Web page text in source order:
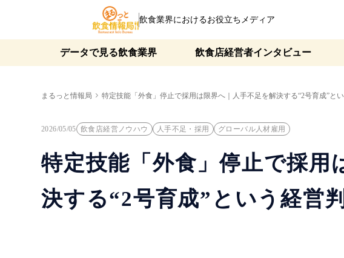
飲食業界におけるお役立ちメディア
データで見る飲食業界 飲食店経営者インタビュー
まるっと情報局 特定技能「外食」停止で採用は限界へ｜人手不足を解決する“2号育成”と
2026/05/05 飲食店経営ノウハウ 人手不足・採用 グローバル人材雇用
特定技能「外食」停止で採用
決する“2号育成”という経営